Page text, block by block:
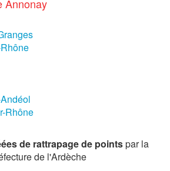
Annonay
Rhône
de rattrapage de pointspar la
de l'Ardèche